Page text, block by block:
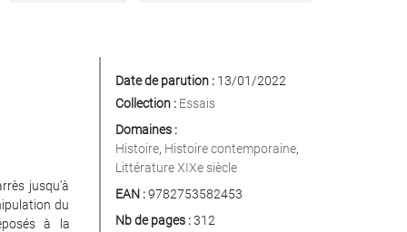
jusqu’à
du
à la
Date de parution :13/01/2022
Collection : Essais
Domaines :
Histoire, Histoire contemporaine,
Littérature XIXe siècle
EAN :9782753582453
Nb de pages :312